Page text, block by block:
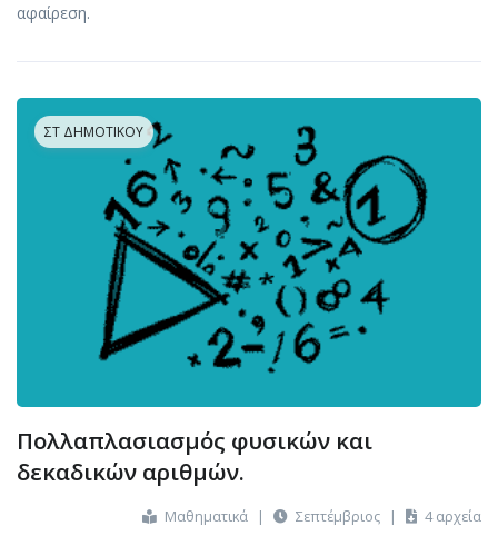
αφαίρεση.
ΣΤ ΔΗΜΟΤΙΚΟΎ
Πολλαπλασιασμός φυσικών και
δεκαδικών αριθμών.
Μαθηματικά | Σεπτέμβριος | 4 αρχεία